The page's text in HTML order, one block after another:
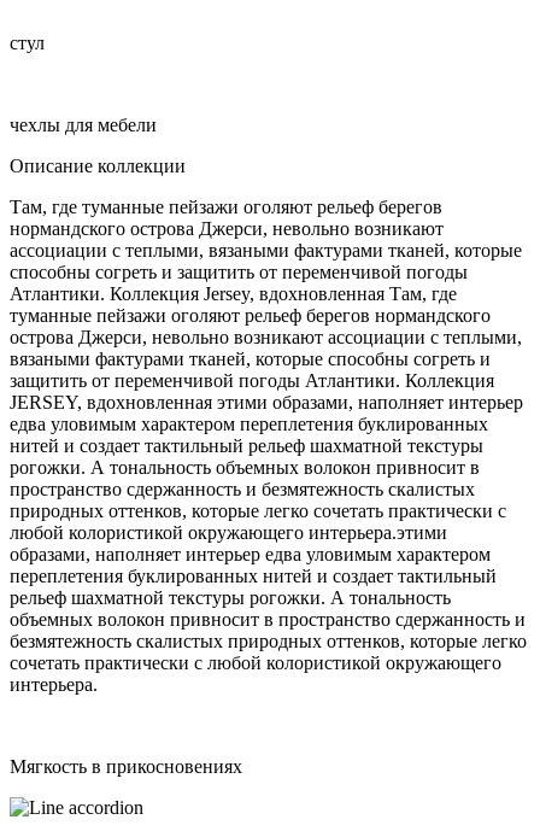
стул
чехлы для мебели
Описание коллекции
Там, где туманные пейзажи оголяют рельеф берегов
нормандского острова Джерси, невольно возникают
ассоциации с теплыми, вязаными фактурами тканей, которые
способны согреть и защитить от переменчивой погоды
Атлантики. Коллекция Jersey, вдохновленная Там, где
туманные пейзажи оголяют рельеф берегов нормандского
острова Джерси, невольно возникают ассоциации с теплыми,
вязаными фактурами тканей, которые способны согреть и
защитить от переменчивой погоды Атлантики. Коллекция
JERSEY, вдохновленная этими образами, наполняет интерьер
едва уловимым характером переплетения буклированных
нитей и создает тактильный рельеф шахматной текстуры
рогожки. А тональность объемных волокон привносит в
пространство сдержанность и безмятежность скалистых
природных оттенков, которые легко сочетать практически с
любой колористикой окружающего интерьера.этими
образами, наполняет интерьер едва уловимым характером
переплетения буклированных нитей и создает тактильный
рельеф шахматной текстуры рогожки. А тональность
объемных волокон привносит в пространство сдержанность и
безмятежность скалистых природных оттенков, которые легко
сочетать практически с любой колористикой окружающего
интерьера.
Мягкость в прикосновениях